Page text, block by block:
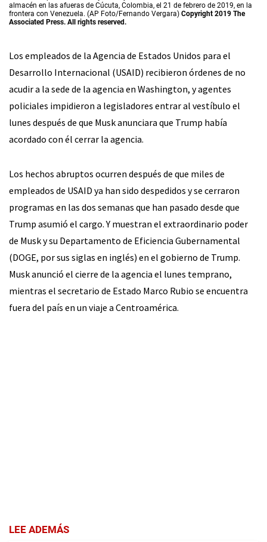
almacén en las afueras de Cúcuta, Colombia, el 21 de febrero de 2019, en la
frontera con Venezuela. (AP Foto/Fernando Vergara) Copyright 2019 The
Associated Press. All rights reserved.
Los empleados de la Agencia de Estados Unidos para el
Desarrollo Internacional (USAID) recibieron órdenes de no
acudir a la sede de la agencia en Washington, y agentes
policiales impidieron a legisladores entrar al vestíbulo el
lunes después de que Musk anunciara que Trump había
acordado con él cerrar la agencia.
Los hechos abruptos ocurren después de que miles de
empleados de USAID ya han sido despedidos y se cerraron
programas en las dos semanas que han pasado desde que
Trump asumió el cargo. Y muestran el extraordinario poder
de Musk y su Departamento de Eficiencia Gubernamental
(DOGE, por sus siglas en inglés) en el gobierno de Trump.
Musk anunció el cierre de la agencia el lunes temprano,
mientras el secretario de Estado Marco Rubio se encuentra
fuera del país en un viaje a Centroamérica.
LEE ADEMÁS